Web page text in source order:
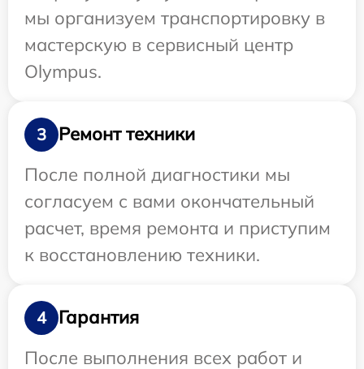
мы организуем транспортировку в
мастерскую в сервисный центр
Olympus.
3
Ремонт техники
После полной диагностики мы
согласуем с вами окончательный
расчет, время ремонта и приступим
к восстановлению техники.
4
Гарантия
После выполнения всех работ и